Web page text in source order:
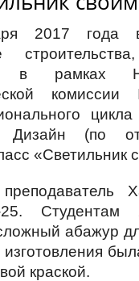
2017 года в
в рамках
Дизайн (по
«Светильник
Студентам
абажур
краской.